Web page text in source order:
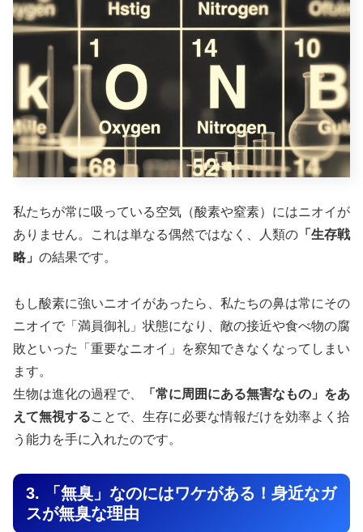
私たちが常に吸っている空気（酸素や窒素）にはニオイが
ありません。これは単なる偶然ではなく、人類の 「生存戦
略」 の結果です。
もし酸素に強いニオイがあったら、私たちの鼻は常にその
ニオイで「満員御礼」状態になり、敵の接近や食べ物の腐
敗といった「重要なニオイ」を察知できなくなってしまい
ます。
生物は進化の過程で、
「常に周囲にある無害なもの」をあ
えて無視することで、生存に必要な情報だけを効率よく拾
う能力を手に入れたのです。
3. 「無臭」なのにはワケがある！身近なガ
スが無臭な理由